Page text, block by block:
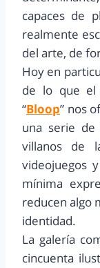
capaces de
realmente
del arte, de
Hoy en
de lo que el
“Bloop” nos
una serie de
villanos de
videojuegos
mínima
reducen algo
identidad.
La galería
cincuenta